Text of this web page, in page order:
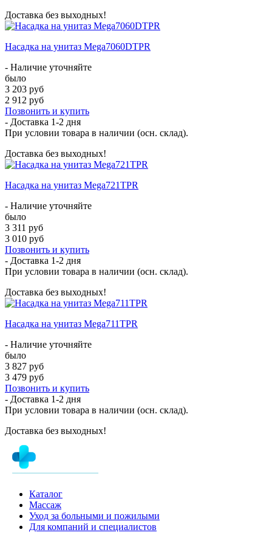
Доставка без выходных!
Насадка на унитаз Mega7060DTPR
- Наличие уточняйте
было
3 203 руб
2 912 руб
Позвонить и купить
- Доставка 1-2 дня
При условии товара в наличии (осн. склад).
Доставка без выходных!
Насадка на унитаз Mega721TPR
- Наличие уточняйте
было
3 311 руб
3 010 руб
Позвонить и купить
- Доставка 1-2 дня
При условии товара в наличии (осн. склад).
Доставка без выходных!
Насадка на унитаз Mega711TPR
- Наличие уточняйте
было
3 827 руб
3 479 руб
Позвонить и купить
- Доставка 1-2 дня
При условии товара в наличии (осн. склад).
Доставка без выходных!
Каталог
Массаж
Уход за больными и пожилыми
Для компаний и специалистов